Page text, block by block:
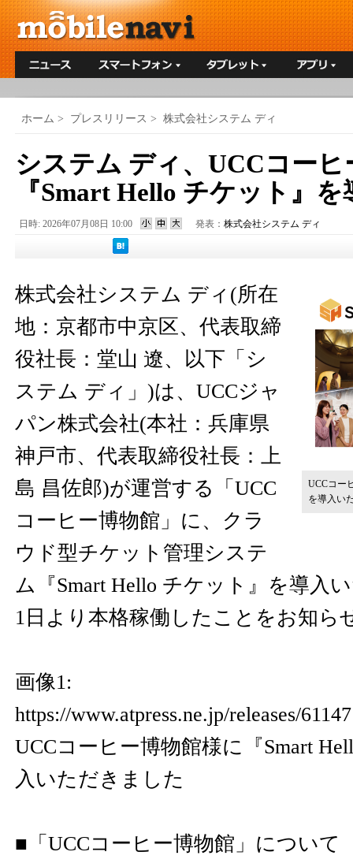
ホーム > プレスリリース > 株式会社システム ディ
システム ディ、UCCコーヒ
『Smart Hello チケット』を
日時: 2026年07月08日 10:00 発表： 株式会社システム ディ
UCCコー
を導入い
株式会社システム ディ(所在
地：京都市中京区、代表取締
役社長：堂山 遼、以下「シ
ステム ディ」)は、UCCジャ
パン株式会社(本社：兵庫県
神戸市、代表取締役社長：上
島 昌佐郎)が運営する「UCC
コーヒー博物館」に、クラ
ウド型チケット管理システ
ム『Smart Hello チケット』を導入
1日より本格稼働したことをお知ら
画像1:
https://www.atpress.ne.jp/releases/
UCCコーヒー博物館様に『Smart
入いただきました
■「UCCコーヒー博物館」について